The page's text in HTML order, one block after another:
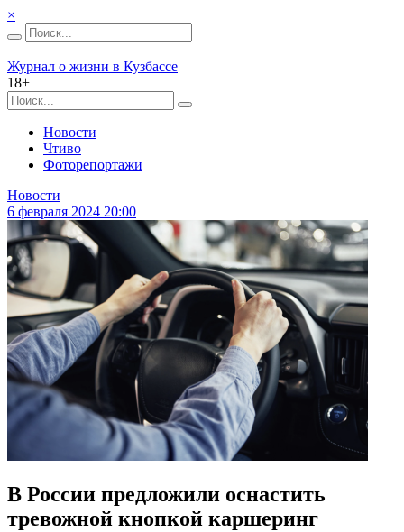
×
Журнал о жизни в Кузбассе
18+
Новости
Чтиво
Фоторепортажи
Новости
6 февраля 2024 20:00
В России предложили оснастить
тревожной кнопкой каршеринг